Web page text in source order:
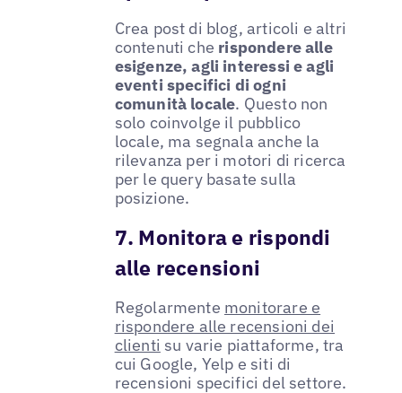
Crea post di blog, articoli e altri
contenuti che rispondere alle
esigenze, agli interessi e agli
eventi specifici di ogni
comunità locale. Questo non
solo coinvolge il pubblico
locale, ma segnala anche la
rilevanza per i motori di ricerca
per le query basate sulla
posizione.
7. Monitora e rispondi
alle recensioni
Regolarmente monitorare e
rispondere alle recensioni dei
clienti su varie piattaforme, tra
cui Google, Yelp e siti di
recensioni specifici del settore.